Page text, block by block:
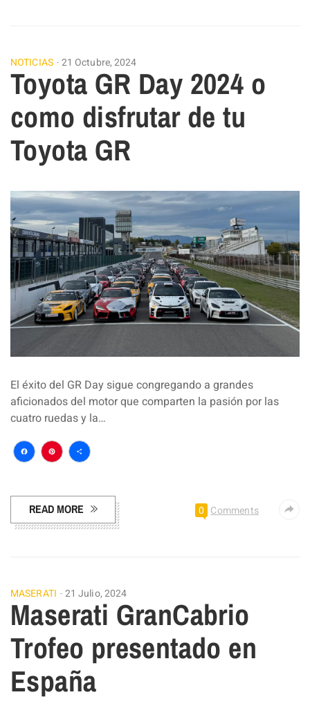
NOTICIAS 21 Octubre, 2024
Toyota GR Day 2024 o
como disfrutar de tu
Toyota GR
El éxito del GR Day sigue congregando a grandes
aficionados del motor que comparten la pasión por las
cuatro ruedas y la…
Facebook
Pinterest
Compartir
READ MORE 0 Comments
MASERATI 21 Julio, 2024
Maserati GranCabrio
Trofeo presentado en
España